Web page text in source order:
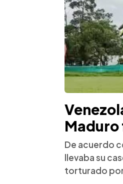
Maduro
De acuerdo
llevaba su
torturado